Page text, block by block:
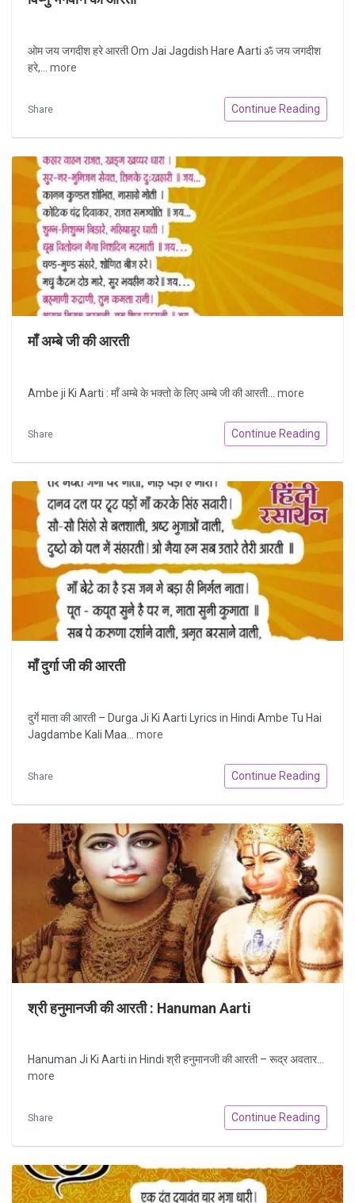
ओम जय जगदीश हरे आरती Om Jai Jagdish Hare Aarti ॐ जय जगदीश
हरे,... more
Share Continue Reading
माँ अम्बे जी की आरती
Ambe ji Ki Aarti : माँ अम्बे के भक्तो के लिए अम्बे जी की आरती... more
Share Continue Reading
माँ दुर्गा जी की आरती
दुर्गे माता की आरती – Durga Ji Ki Aarti Lyrics in Hindi Ambe Tu Hai
Jagdambe Kali Maa... more
Share Continue Reading
श्री हनुमानजी की आरती : Hanuman Aarti
Hanuman Ji Ki Aarti in Hindi श्री हनुमानजी की आरती – रूद्र अवतार...
more
Share Continue Reading